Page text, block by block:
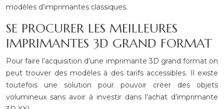
modèles d’imprimantes classiques.
SE PROCURER LES MEILLEURES
IMPRIMANTES 3D GRAND FORMAT
Pour faire l’acquisition d’une imprimante 3D grand format on
peut trouver des modèles à des tarifs accessibles. Il existe
toutefois une solution pour pouvoir créer des objets
volumineux sans avoir à investir dans l’achat d’imprimante